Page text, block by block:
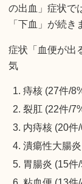
の出血」症状で
「下血」が続き
症状「血便が出
気
痔核 (27件/
裂肛 (22件/
内痔核 (20件
潰瘍性大腸
胃腸炎 (15件